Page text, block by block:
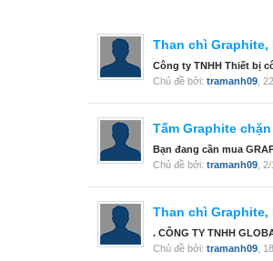
Than chì
Công ty TNHH Thiết bị
Chủ đề bởi: tramanh09
Tấm Graphite
Bạn đang cần mua
Chủ đề bởi: tramanh09 2/
Than chì
. CÔNG TY TNHH
Chủ đề bởi: tramanh09